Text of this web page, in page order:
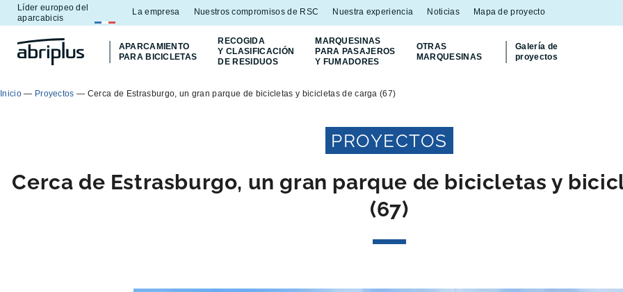
Ir al
menú
Ir al
contenido
APARCAMIENTO
PARA BICICLETAS
RECOGIDA
Y CLASIFICACIÓN
DE RESIDUOS
MARQUESINAS
PARA PASAJEROS
Y FUMADORES
OTRAS
MARQUESINAS
Galería de
proyectos
Líder europeo del
aparcabicis
La empresa Nuestros compromisos de RSC Nuestra experiencia Noticias Mapa de proyecto
Inicio— Proyectos — Cerca de Estrasburgo, un gran parque de bicicletas y bicicletas de carga (67)
PROYECTOS
Cerca de Estrasburgo, un gran parque de bicicletas y
(67)